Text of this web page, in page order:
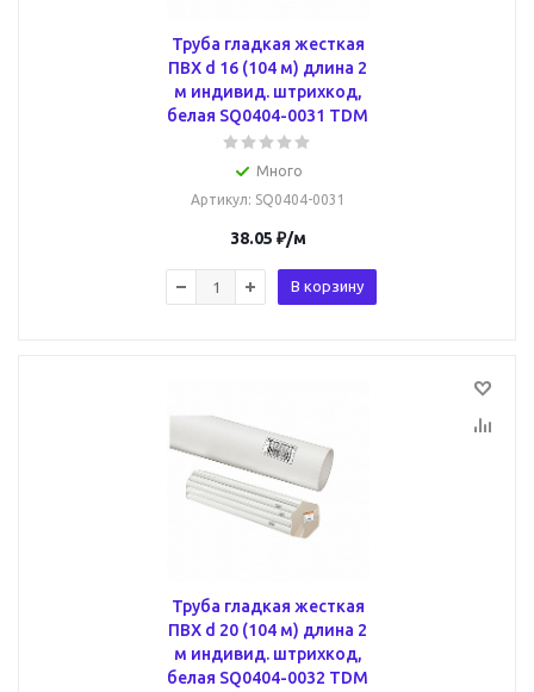
Труба гладкая жесткая
ПВХ d 16 (104 м) длина 2
м индивид. штрихкод,
белая SQ0404-0031 TDM
Много
Артикул: SQ0404-0031
38.05 ₽/м
В корзину
Труба гладкая жесткая
ПВХ d 20 (104 м) длина 2
м индивид. штрихкод,
белая SQ0404-0032 TDM